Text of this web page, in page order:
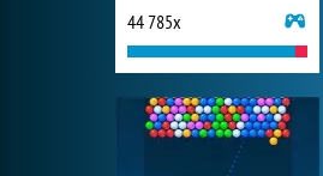
44 785x